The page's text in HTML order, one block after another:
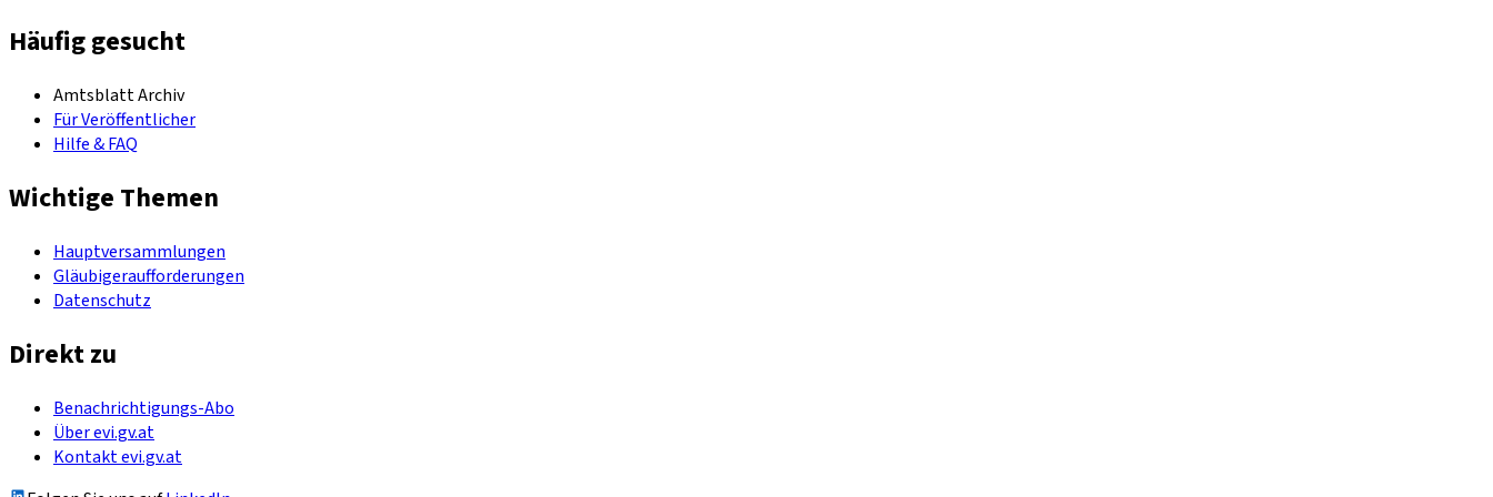
Häufig gesucht
Amtsblatt Archiv
Für Veröffentlicher
Hilfe & FAQ
Wichtige Themen
Hauptversammlungen
Gläubigeraufforderungen
Datenschutz
Direkt zu
Benachrichtigungs-Abo
Über evi.gv.at
Kontakt evi.gv.at